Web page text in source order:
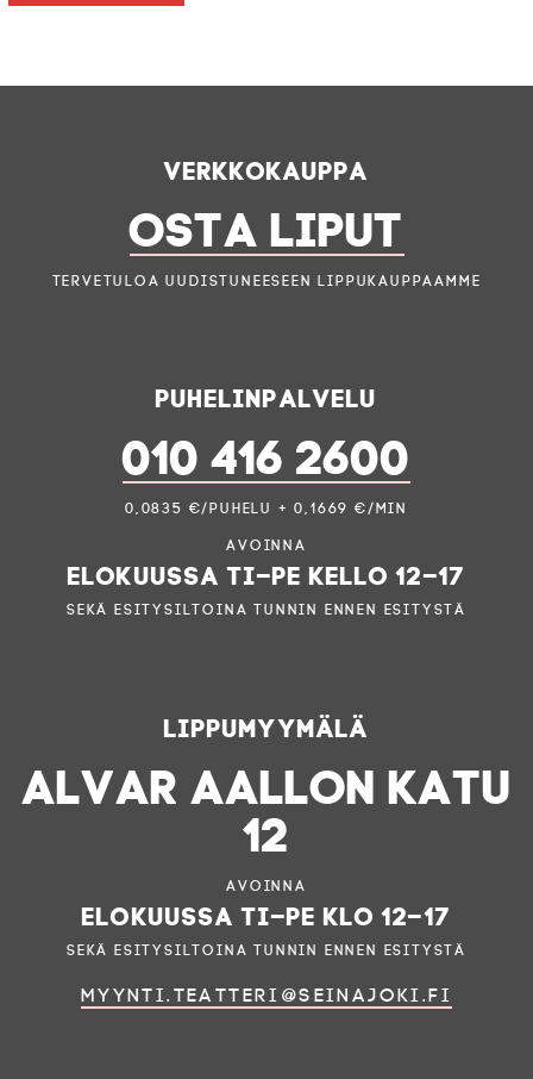
Verkkokauppa
OSTA LIPUT
Tervetuloa uudistuneeseen lippukauppaamme
Puhelinpalvelu
010 416 2600
0,0835 €/puhelu + 0,1669 €/min
Avoinna
elokuussa ti–pe kello 12–17
sekä esitysiltoina tunnin ennen esitystä
Lippumyymälä
ALVAR AALLON KATU
12
Avoinna
elokuussa ti–pe klo 12–17
sekä esitysiltoina tunnin ennen esitystä
myynti.teatteri@seinajoki.fi